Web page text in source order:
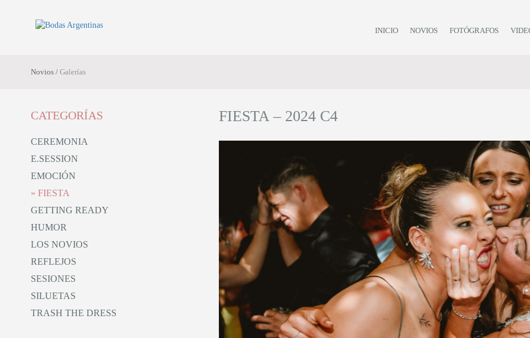
INICIO NOVIOS FOTÓGRAFOS
Novios / Galerías
CATEGORÍAS
CEREMONIA
E.SESSION
EMOCIÓN
FIESTA
GETTING READY
HUMOR
LOS NOVIOS
REFLEJOS
SESIONES
SILUETAS
TRASH THE DRESS
FIESTA – 2024 C4